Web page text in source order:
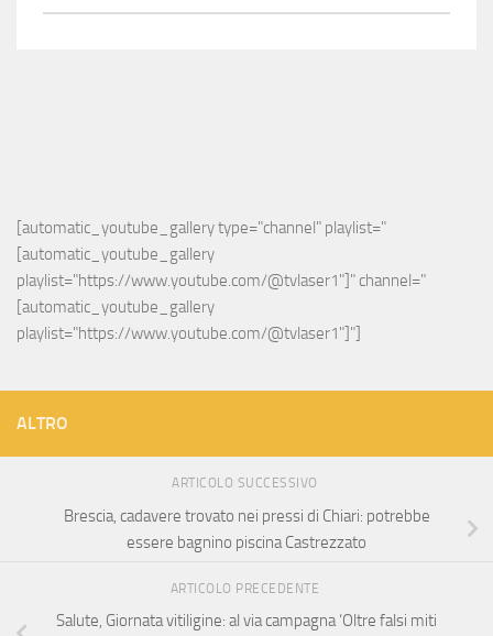
[automatic_youtube_gallery type="channel" playlist="
[automatic_youtube_gallery
playlist="https://www.youtube.com/@tvlaser1"]" channel="
[automatic_youtube_gallery
playlist="https://www.youtube.com/@tvlaser1"]"]
ALTRO
ARTICOLO SUCCESSIVO
Brescia, cadavere trovato nei pressi di Chiari: potrebbe
essere bagnino piscina Castrezzato
ARTICOLO PRECEDENTE
Salute, Giornata vitiligine: al via campagna ‘Oltre falsi miti